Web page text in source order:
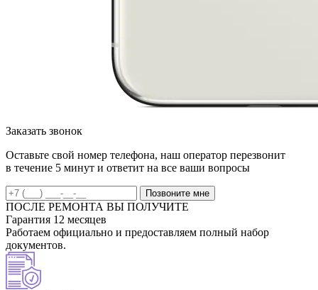
Заказать звонок
Оставьте свой номер телефона, наш оператор перезвонит
в течение 5 минут и ответит на все ваши вопросы
Позвоните мне
ПОСЛЕ РЕМОНТА ВЫ ПОЛУЧИТЕ
Гарантия 12 месяцев
Работаем официально и предоставляем полный набор
документов.